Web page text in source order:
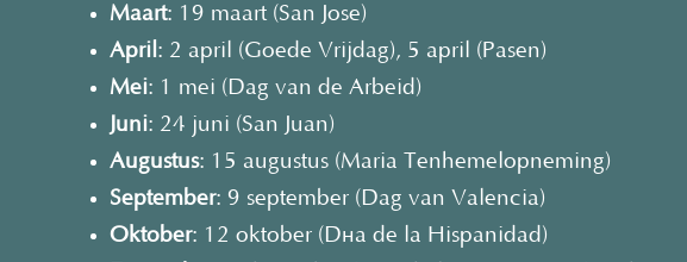
Maart: 19 maart (San Jose)
April : 2 april (Goede Vrijdag), 5 april (Pasen)
Mei: 1 mei (Dag van de Arbeid)
Juni: 24 juni (San Juan)
Augustus: 15 augustus (Maria Tenhemelopneming)
September: 9 september (Dag van Valencia)
Oktober: 12 oktober (Día de la Hispanidad)